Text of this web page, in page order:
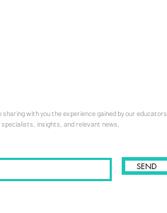
with you the experience gained by our educators,
insights, and relevant news.
SEND